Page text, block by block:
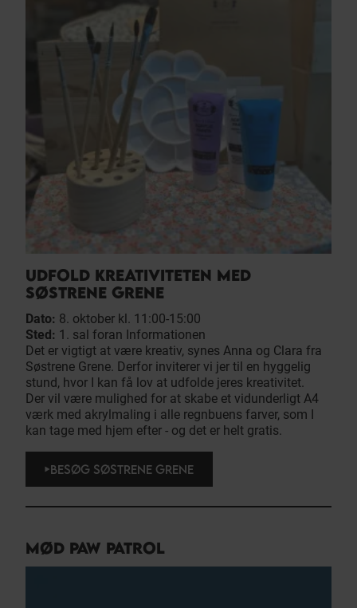
UDFOLD KREATIVITETEN MED
SØSTRENE GRENE
Dato: 8. oktober kl. 11:00-15:00
Sted: 1. sal foran Informationen
Det er vigtigt at være kreativ, synes Anna og Clara fra
Søstrene Grene. Derfor inviterer vi jer til en hyggelig
stund, hvor I kan få lov at udfolde jeres kreativitet.
Der vil være mulighed for at skabe et vidunderligt A4
værk med akrylmaling i alle regnbuens farver, som I
kan tage med hjem efter - og det er helt gratis.
BESØG SØSTRENE GRENE
MØD PAW PATROL